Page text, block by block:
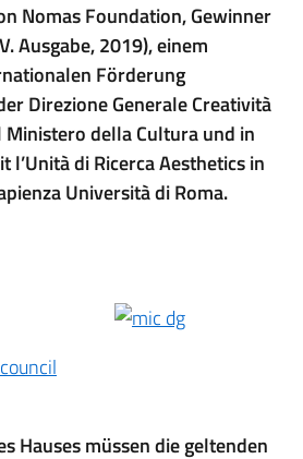
Nomas Foundation, Gewinner
Ausgabe, 2019), einem
Förderung
Direzione Generale Creatività
della Cultura und in
l’Unità di Ricerca Aesthetics in
Università di Roma.
Hauses müssen die geltenden